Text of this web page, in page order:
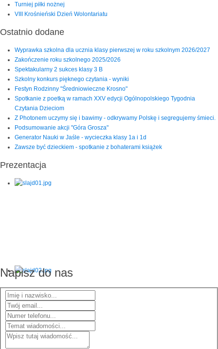
Turniej piłki nożnej
VIII Krośnieński Dzień Wolontariatu
Ostatnio dodane
Wyprawka szkolna dla ucznia klasy pierwszej w roku szkolnym 2026/2027
Zakończenie roku szkolnego 2025/2026
Spektakularny 2 sukces klasy 3 B
Szkolny konkurs pięknego czytania - wyniki
Festyn Rodzinny "Średniowieczne Krosno"
Spotkanie z poetką w ramach XXV edycji Ogólnopolskiego Tygodnia
Czytania Dzieciom
Z Photonem uczymy się i bawimy - odkrywamy Polskę i segregujemy śmieci.
Podsumowanie akcji "Góra Grosza"
Generator Nauki w Jaśle - wycieczka klasy 1a i 1d
Zawsze być dzieckiem - spotkanie z bohaterami książek
Prezentacja
Napisz do nas